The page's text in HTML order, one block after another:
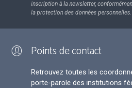
inscription à la newsletter,
la protection des données personnelles.
Points de contact
Retrouvez toutes les
porte-parole des institutions